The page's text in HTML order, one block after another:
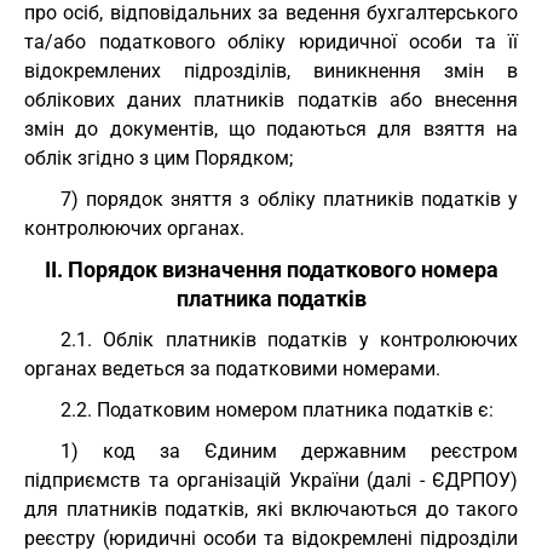
про осіб, відповідальних за ведення бухгалтерського
та/або податкового обліку юридичної особи та її
відокремлених підрозділів, виникнення змін в
облікових даних платників податків або внесення
змін до документів, що подаються для взяття на
облік згідно з цим Порядком;
7) порядок зняття з обліку платників податків у
контролюючих органах.
II. Порядок визначення податкового номера
платника податків
2.1. Облік платників податків у контролюючих
органах ведеться за податковими номерами.
2.2. Податковим номером платника податків є:
1) код за Єдиним державним реєстром
підприємств та організацій України (далі - ЄДРПОУ)
для платників податків, які включаються до такого
реєстру (юридичні особи та відокремлені підрозділи